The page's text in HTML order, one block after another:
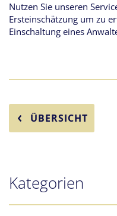
Nutzen Sie unseren
Ersteinschätzung um zu
Einschaltung eines
ÜBERSICHT
Kategorien